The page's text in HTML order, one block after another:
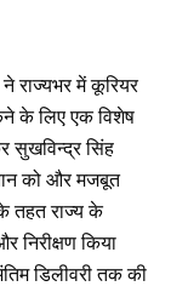
राज्यभर में कूरियर
के लिए एक विशेष
सुखविन्द्र सिंह
को और मजबूत
तहत राज्य के
निरीक्षण किया
डिलीवरी तक की